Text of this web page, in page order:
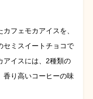
フェモカアイスを、
セミスイートチョコで
アイスには、2種類の
香り高いコーヒーの味